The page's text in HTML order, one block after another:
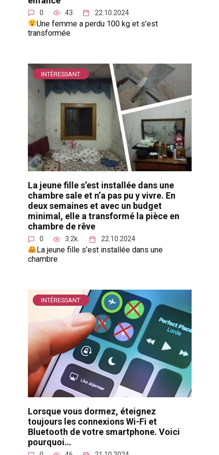
0 43 22.10.2024
Une femme a perdu 100 kg et s’est
transformée
INTÉRESSANT
La jeune fille s’est installée dans une
chambre sale et n’a pas pu y vivre. En
deux semaines et avec un budget
minimal, elle a transformé la pièce en
chambre de rêve
0 3.2k. 22.10.2024
La jeune fille s’est installée dans une
chambre
INTÉRESSANT
Lorsque vous dormez, éteignez
toujours les connexions Wi-Fi et
Bluetooth de votre smartphone. Voici
pourquoi…